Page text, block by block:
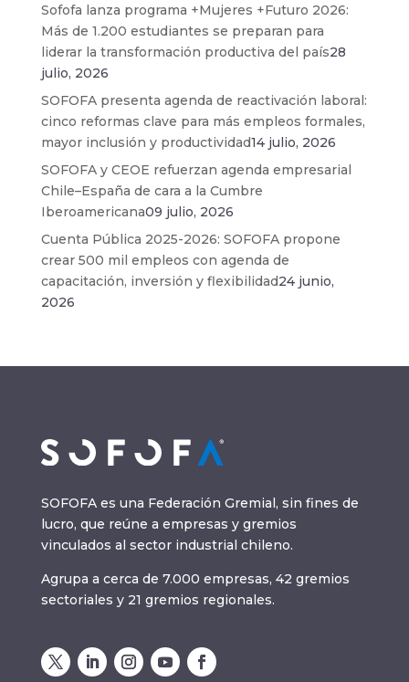
Sofofa lanza programa +Mujeres +Futuro 2026:
Más de 1.200 estudiantes se preparan para
liderar la transformación productiva del país28
julio, 2026
SOFOFA presenta agenda de reactivación laboral:
cinco reformas clave para más empleos formales,
mayor inclusión y productividad14 julio, 2026
SOFOFA y CEOE refuerzan agenda empresarial
Chile–España de cara a la Cumbre
Iberoamericana09 julio, 2026
Cuenta Pública 2025-2026: SOFOFA propone
crear 500 mil empleos con agenda de
capacitación, inversión y flexibilidad24 junio,
2026
SOFOFA es una Federación Gremial, sin fines de
lucro, que reúne a empresas y gremios
vinculados al sector industrial chileno.
Agrupa a cerca de 7.000 empresas, 42 gremios
sectoriales y 21 gremios regionales.